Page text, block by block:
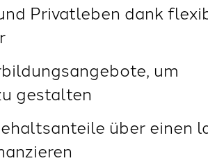
Privatleben dank
um
gestalten
über einen